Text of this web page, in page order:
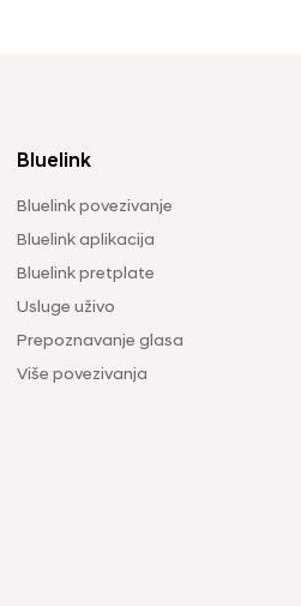
Bluelink
Bluelink povezivanje
Bluelink aplikacija
Bluelink pretplate
Usluge uživo
Prepoznavanje glasa
Više povezivanja